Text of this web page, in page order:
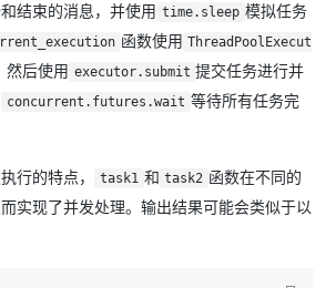
结束的消息，并使用 time.sleep 模拟任务
函数使用 ThreadPoolExecut
然后使用 executor.submit 提交任务进行并
concurrent.futures.wait 等待所有任务完
行的特点， task1 和 task2 函数在不同的
实现了并发处理。输出结果可能会类似于以